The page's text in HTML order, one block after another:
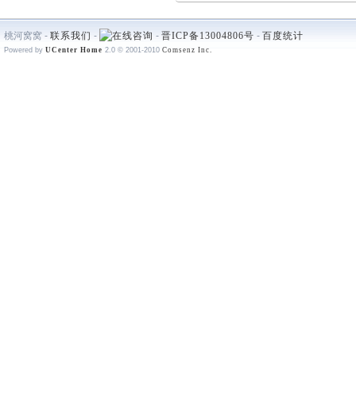
桃河窝窝 - 联系我们 - - 晋ICP备13004806号 - 百度统计
Powered by UCenter Home 2.0 © 2001-2010 Comsenz Inc.